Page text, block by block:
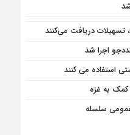
اجرا شد
کمک به غزه
سلسله